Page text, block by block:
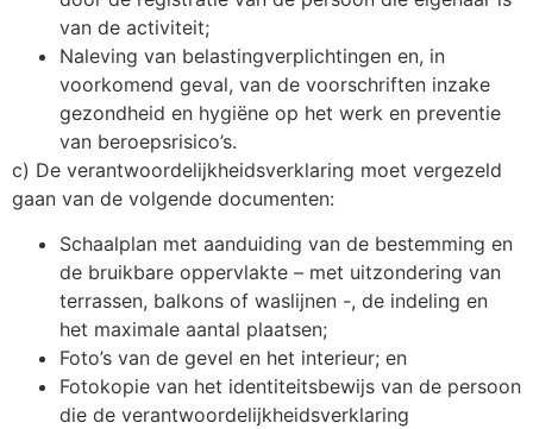
van de activiteit;
Naleving van belastingverplichtingen en, in
voorkomend geval, van de voorschriften inzake
gezondheid en hygiëne op het werk en preventie
van beroepsrisico’s.
c) De verantwoordelijkheidsverklaring moet vergezeld
gaan van de volgende documenten:
Schaalplan met aanduiding van de bestemming en
de bruikbare oppervlakte – met uitzondering van
terrassen, balkons of waslijnen -, de indeling en
het maximale aantal plaatsen;
Foto’s van de gevel en het interieur; en
Fotokopie van het identiteitsbewijs van de persoon
die de verantwoordelijkheidsverklaring